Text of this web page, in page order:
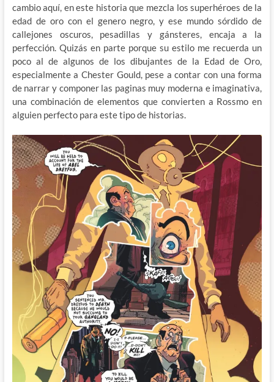
cambio aquí, en este historia que mezcla los superhéroes de la
edad de oro con el genero negro, y ese mundo sórdido de
callejones oscuros, pesadillas y gánsteres, encaja a la
perfección. Quizás en parte porque su estilo me recuerda un
poco al de algunos de los dibujantes de la Edad de Oro,
especialmente a Chester Gould, pese a contar con una forma
de narrar y componer las paginas muy moderna e imaginativa,
una combinación de elementos que convierten a Rossmo en
alguien perfecto para este tipo de historias.